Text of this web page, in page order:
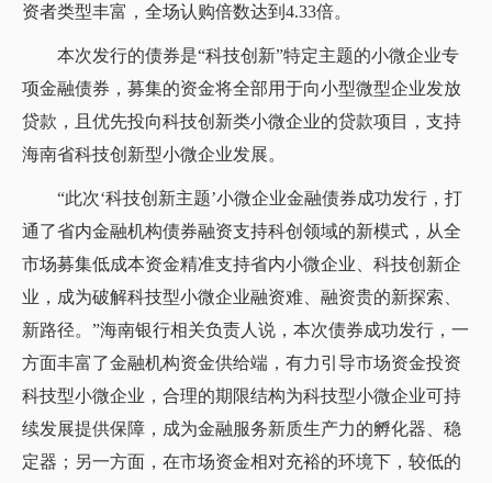
资者类型丰富，全场认购倍数达到4.33倍。
本次发行的债券是“科技创新”特定主题的小微企业专
项金融债券，募集的资金将全部用于向小型微型企业发放
贷款，且优先投向科技创新类小微企业的贷款项目，支持
海南省科技创新型小微企业发展。
“此次‘科技创新主题’小微企业金融债券成功发行，打
通了省内金融机构债券融资支持科创领域的新模式，从全
市场募集低成本资金精准支持省内小微企业、科技创新企
业，成为破解科技型小微企业融资难、融资贵的新探索、
新路径。”海南银行相关负责人说，本次债券成功发行，一
方面丰富了金融机构资金供给端，有力引导市场资金投资
科技型小微企业，合理的期限结构为科技型小微企业可持
续发展提供保障，成为金融服务新质生产力的孵化器、稳
定器；另一方面，在市场资金相对充裕的环境下，较低的